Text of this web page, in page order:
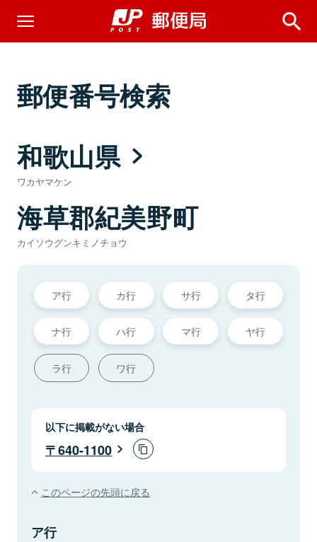
郵便番号検索
和歌山県
ワカヤマケン
海草郡紀美野町
カイソウグンキミノチョウ
ア行 カ行 サ行 タ行
ナ行 ハ行 マ行 ヤ行
ラ行 ワ行
以下に掲載がない場合
640-1100
このページの先頭に戻る
ア行